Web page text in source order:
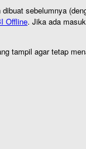
sebelumnya
Offline. Jika ada
tampil agar tetap